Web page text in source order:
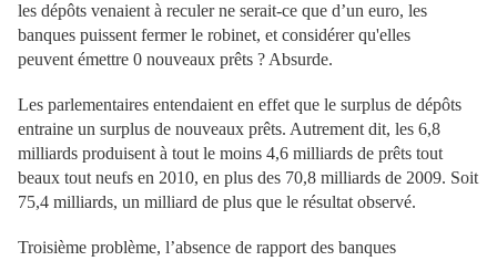
les dépôts venaient à reculer ne serait-ce que d’un euro, les
banques puissent fermer le robinet, et considérer qu'elles
peuvent émettre 0 nouveaux prêts ? Absurde.
Les parlementaires entendaient en effet que le surplus de dépôts
entraine un surplus de nouveaux prêts. Autrement dit, les 6,8
milliards produisent à tout le moins 4,6 milliards de prêts tout
beaux tout neufs en 2010, en plus des 70,8 milliards de 2009. Soit
75,4 milliards, un milliard de plus que le résultat observé.
Troisième problème, l’absence de rapport des banques